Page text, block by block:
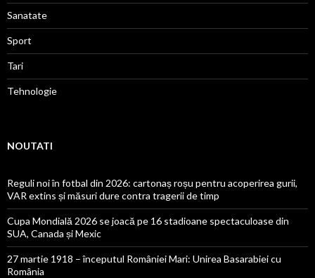
Sanatate
Sport
Tari
Tehnologie
NOUTATI
Reguli noi în fotbal din 2026: cartonaș roșu pentru acoperirea gurii,
VAR extins și măsuri dure contra tragerii de timp
Cupa Mondială 2026 se joacă pe 16 stadioane spectaculoase din
SUA, Canada și Mexic
27 martie 1918 – începutul României Mari: Unirea Basarabiei cu
România